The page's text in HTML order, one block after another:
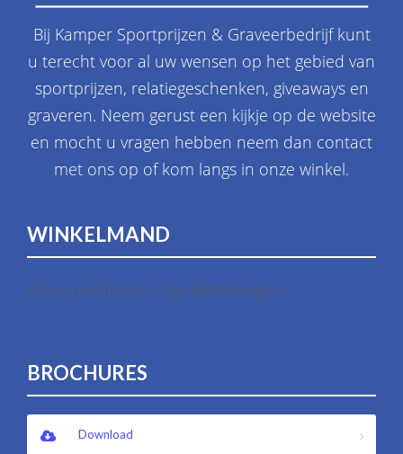
Bij Kamper Sportprijzen & Graveerbedrijf kunt
u terecht voor al uw wensen op het gebied van
sportprijzen, relatiegeschenken, giveaways en
graveren. Neem gerust een kijkje op de website
en mocht u vragen hebben neem dan contact
met ons op of kom langs in onze winkel.
WINKELMAND
Geen producten in je winkelwagen.
BROCHURES
Download